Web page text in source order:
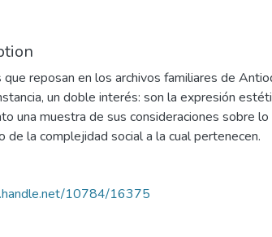
reposan en los archivos familiares de
un doble interés: son la expresión
una muestra de sus consideraciones sobre
de la complejidad social a la cual pertenecen.
10784/16375